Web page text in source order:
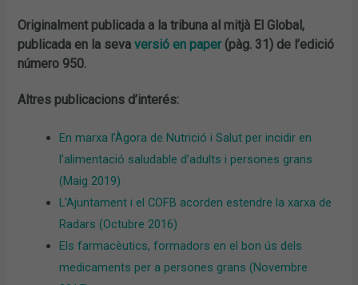
Originalment publicada a la tribuna al mitjà El Global,
publicada en la sevaversió en paper(pàg. 31) de l’edició
número 950.
Altres publicacions d’interés:
En marxa l’Àgora de Nutrició i Salut per incidir en
l’alimentació saludable d’adults i persones grans
(Maig 2019)
L’Ajuntament i el COFB acorden estendre la xarxa de
Radars (Octubre 2016)
Els farmacèutics, formadors en el bon ús dels
medicaments per a persones grans (Novembre